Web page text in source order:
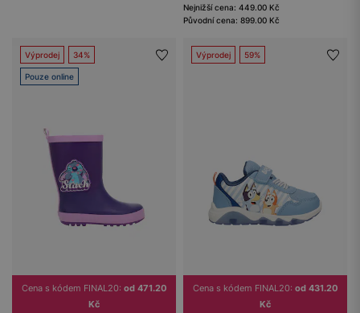
Nejnižší cena: 449.00 Kč
Původní cena: 899.00 Kč
Výprodej 34%
Pouze online
Cena s kódem FINAL20: od 471.20
Kč
Výprodej 59%
Cena s kódem FINAL20: od 431.20
Kč